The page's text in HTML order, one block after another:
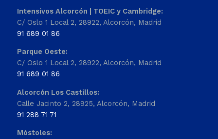
Intensivos Alcorcón | TOEIC y Cambridge:
C/ Oslo 1 Local 2, 28922, Alcorcón, Madrid
91 689 01 86
Parque Oeste:
C/ Oslo 1 Local 2, 28922, Alcorcón, Madrid
91 689 01 86
Alcorcón Los Castillos:
Calle Jacinto 2, 28925, Alcorcón, Madrid
91 288 71 71
Móstoles: